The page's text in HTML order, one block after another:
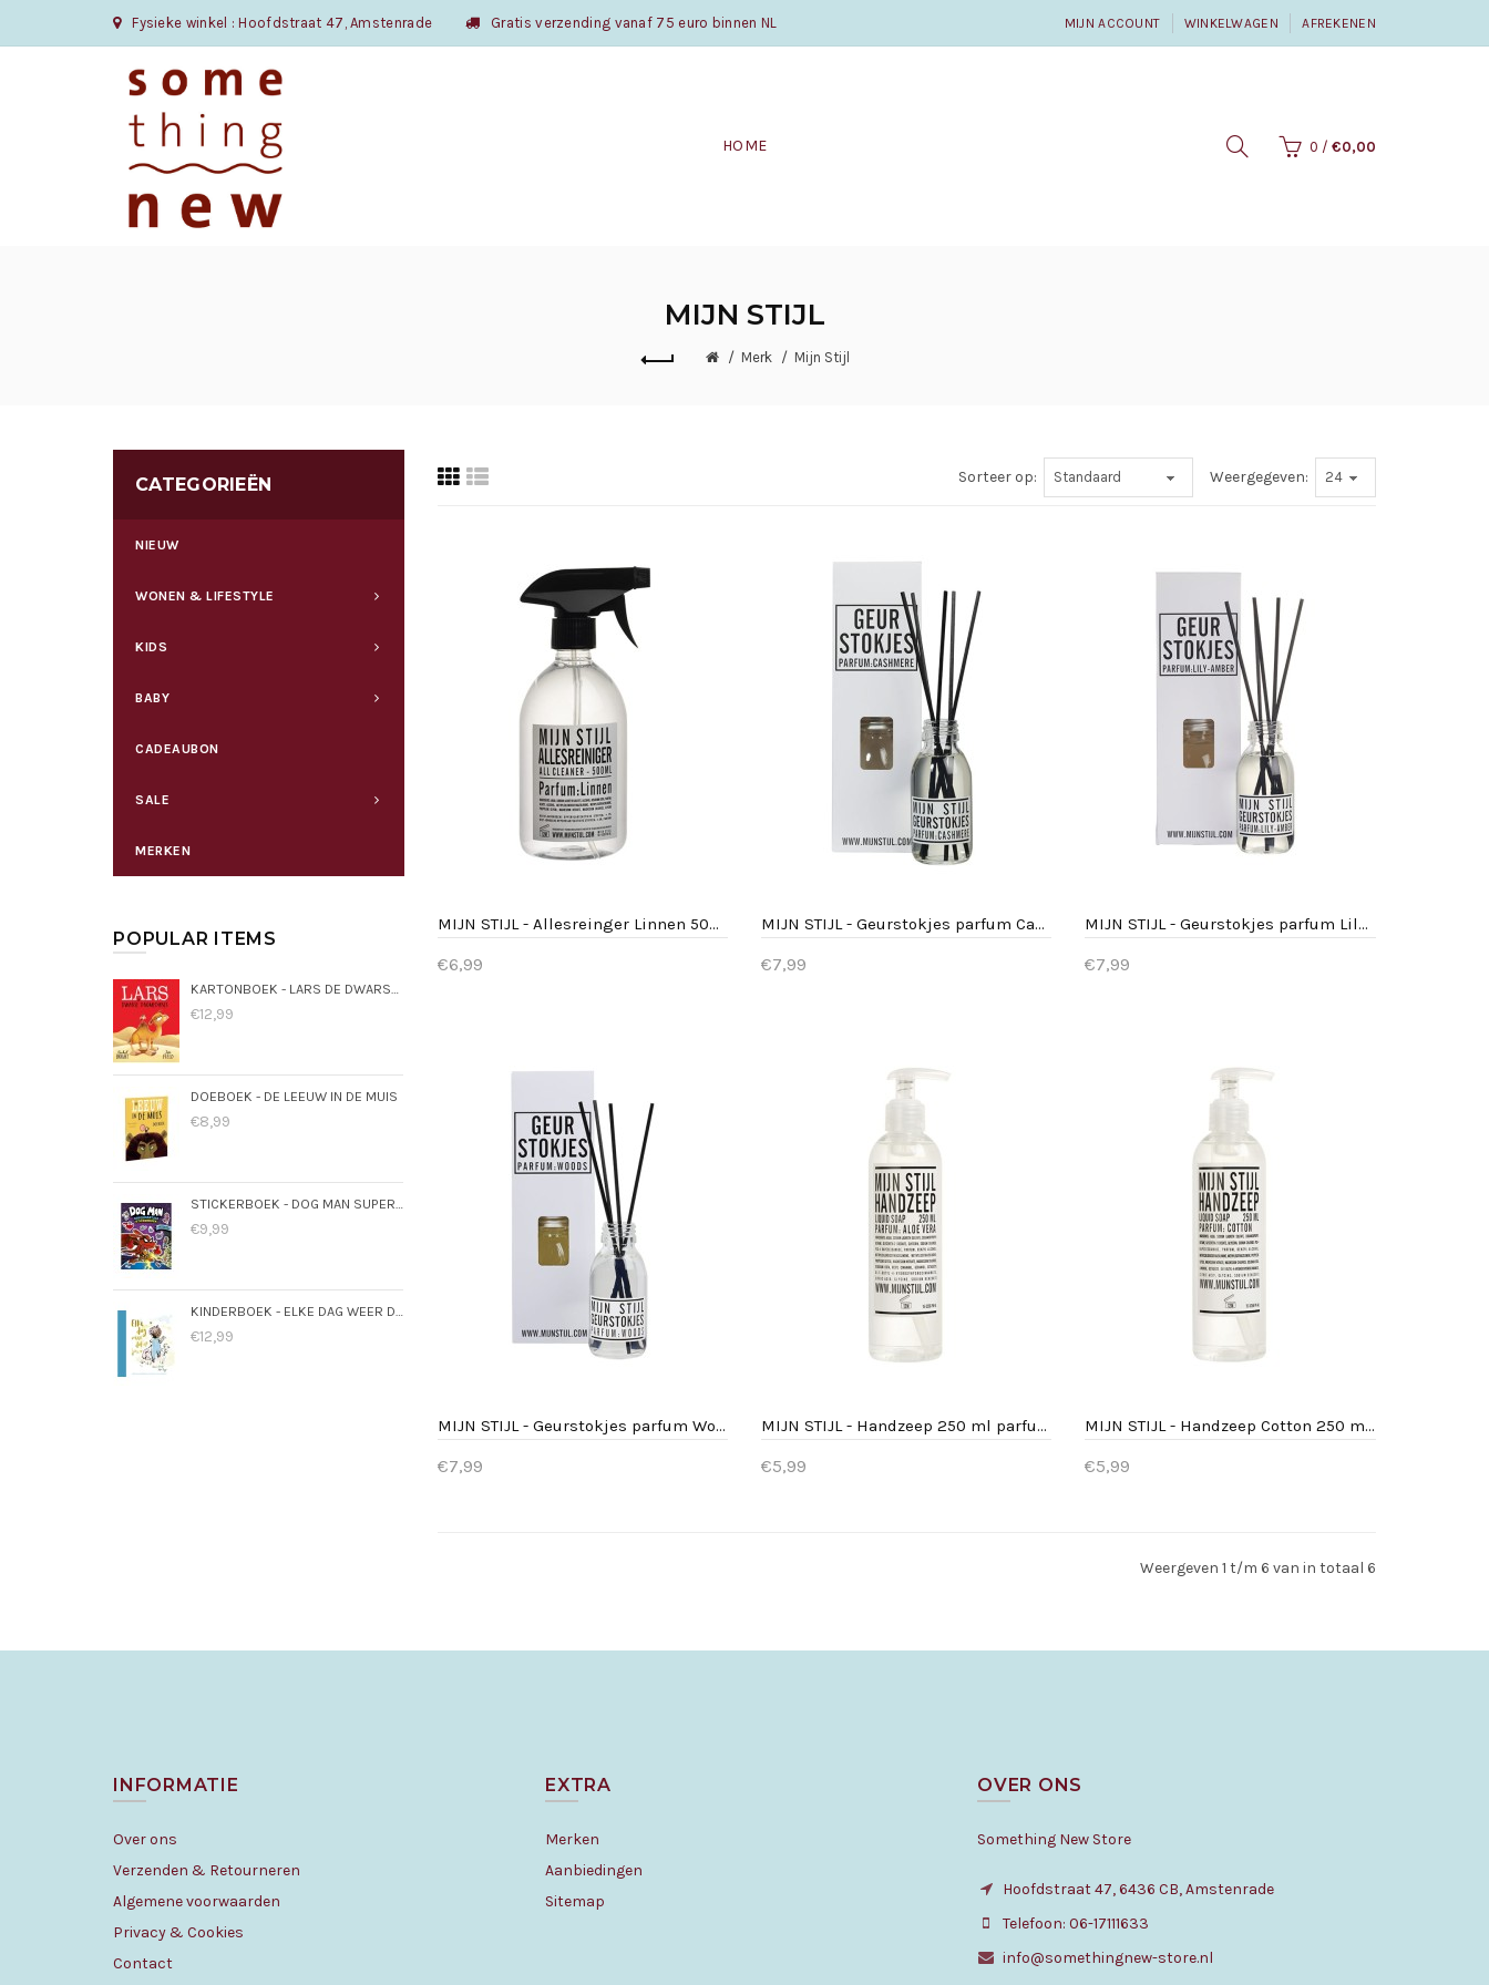
Fysieke winkel : Hoofdstraat 47, Amstenrade Gratis verzending vanaf 75 euro binnen NL MIJN ACCOUNT WINKELWAGEN AFREKENEN
HOME 0 / €0,00
MIJN STIJL
Merk Mijn Stijl
CATEGORIEËN
NIEUW
WONEN & LIFESTYLE
KIDS
BABY
CADEAUBON
SALE
MERKEN
POPULAR ITEMS
KARTONBOEK - LARS DE DWARSE DROMEDARIS
€12,99
DOEBOEK - DE LEEUW IN DE MUIS
€8,99
STICKERBOEK - DOG MAN SUPERMAATJES
€9,99
KINDERBOEK - ELKE DAG WEER DOL OP JOU
€12,99
Sorteer op: Weergegeven:
MIJN STIJL - Allesreinger Linnen 500 ml
€6,99
MIJN STIJL - Geurstokjes parfum Cashmere
€7,99
MIJN STIJL - Geurstokjes parfum Lily Amber
€7,99
MIJN STIJL - Geurstokjes parfum Woods
€7,99
MIJN STIJL - Handzeep 250 ml parfum Aloe Vera transparant
€5,99
MIJN STIJL - Handzeep Cotton 250 ml transparante fles
€5,99
Weergeven 1 t/m 6 van in totaal 6
INFORMATIE
Over ons
Verzenden & Retourneren
Algemene voorwaarden
Privacy & Cookies
Contact
EXTRA
Merken
Aanbiedingen
Sitemap
OVER ONS
Something New Store
Hoofdstraat 47, 6436 CB, Amstenrade
Telefoon: 06-17111633
info@somethingnew-store.nl